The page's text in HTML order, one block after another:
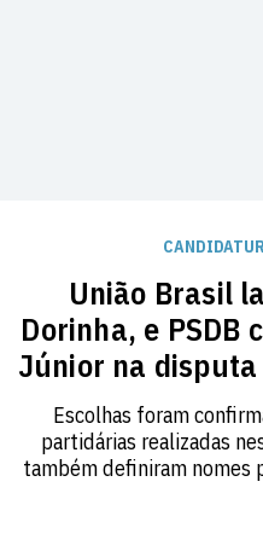
União Brasil
Dorinha, e PSDB
Júnior na disputa
Escolhas foram
partidárias realizadas
também definiram nomes